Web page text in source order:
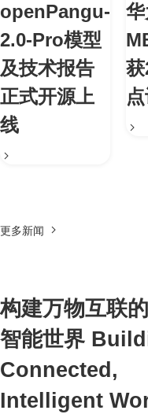
openPangu-
2.0-Pro模型
及技术报告
正式开源上
线
更多新闻
构建万物互联的
智能世界
Connected,
Intelligent